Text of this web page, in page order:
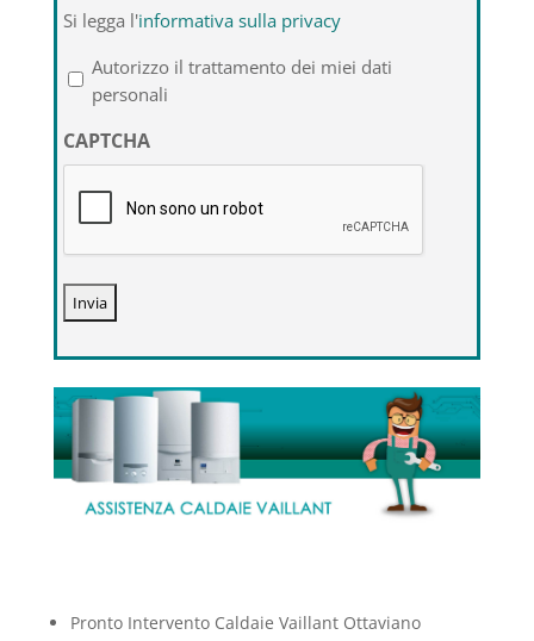
legga
l'informativa
sulla
privacy
*
Si legga l'informativa sulla privacy
Autorizzo il trattamento dei miei dati
personali
CAPTCHA
Pronto Intervento Caldaie Vaillant Ottaviano